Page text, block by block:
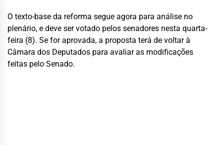
O texto-base da reforma segue agora para análise no
plenário, e deve ser votado pelos senadores nesta quarta-
feira (8). Se for aprovada, a proposta terá de voltar à
Câmara dos Deputados para avaliar as modificações
feitas pelo Senado.